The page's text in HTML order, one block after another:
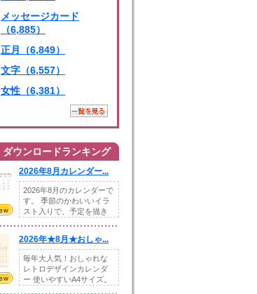
メッセージカード
（6,885）
正月（6,849）
文字（6,557）
女性（6,381）
ダウンロードランキング
2026年8月カレンダー...
2026年8月のカレンダーで
す。 季節のかわいいイラ
スト入りで、予定を描き
2026年★8月★おしゃ...
毎年大人気！おしゃれな
レトロデザインカレンダ
ー 使いやすいA4サイズ。